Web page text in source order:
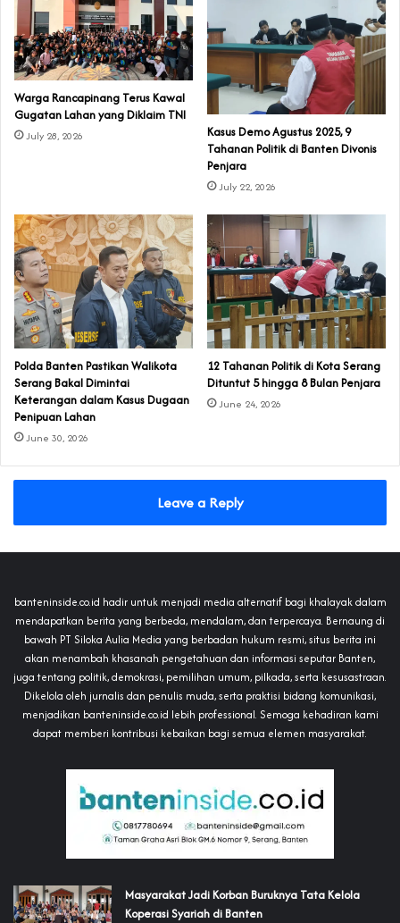
‎Warga Rancapinang Terus Kawal
Gugatan Lahan yang Diklaim TNI‎‎
July 28, 2026
‎Kasus Demo Agustus 2025, 9
Tahanan Politik di Banten Divonis
Penjara
July 22, 2026
Polda Banten Pastikan Walikota
Serang Bakal Dimintai
Keterangan dalam Kasus Dugaan
Penipuan Lahan
June 30, 2026
‎12 Tahanan Politik di Kota Serang
Dituntut 5 hingga 8 Bulan Penjara‎‎
June 24, 2026
Leave a Reply
banteninside.co.id hadir untuk menjadi media alternatif bagi khalayak dalam
mendapatkan berita yang berbeda, mendalam, dan terpercaya. Bernaung di
bawah PT Siloka Aulia Media yang berbadan hukum resmi, situs berita ini
akan menambah khasanah pengetahuan dan informasi seputar Banten,
juga tentang politik, demokrasi, pemilihan umum, pilkada, serta kesusastraan.
Dikelola oleh jurnalis dan penulis muda, serta praktisi bidang komunikasi,
menjadikan banteninside.co.id lebih professional. Semoga kehadiran kami
dapat memberi kontribusi kebaikan bagi semua elemen masyarakat.
‎Masyarakat Jadi Korban Buruknya Tata Kelola
Koperasi Syariah di Banten